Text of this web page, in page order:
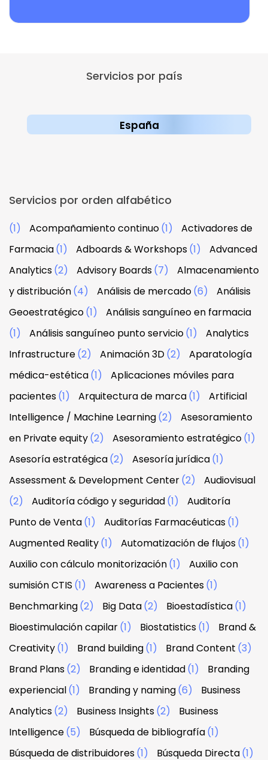
Servicios por país
España
Servicios por orden alfabético
(1) Acompañamiento continuo(1)
Activadores de
Farmacia(1) Adboards & Workshops(1)
Advanced
Analytics(2) Advisory Boards(7)
Almacenamiento
y distribución(4) Análisis de mercado(6)
Análisis
Geoestratégico(1)
Análisis sanguíneo en farmacia
(1)
Análisis sanguíneo punto servicio(1)
Analytics
Infrastructure(2) Animación 3D(2)
Aparatología
médica-estética(1)
Aplicaciones móviles para
pacientes(1) Arquitectura de marca(1)
Artificial
Intelligence / Machine Learning(2)
Asesoramiento
en Private equity(2) Asesoramiento estratégico(1)
Asesoría estratégica(2) Asesoría jurídica(1)
Assessment & Development Center(2)
Audiovisual
(2)
Auditoría código y seguridad(1)
Auditoría
Punto de Venta(1) Auditorías Farmacéuticas(1)
Augmented Reality(1) Automatización de flujos(1)
Auxilio con cálculo monitorización(1)
Auxilio con
sumisión CTIS (1) Awareness a Pacientes(1)
Benchmarking(2) Big Data(2) Bioestadística(1)
Bioestimulación capilar(1) Biostatistics(1)
Brand &
Creativity(1) Brand building(1) Brand Content (3)
Brand Plans(2) Branding e identidad(1)
Branding
experiencial(1) Branding y naming(6)
Business
Analytics(2) Business Insights(2)
Business
Intelligence(5) Búsqueda de bibliografía(1)
Búsqueda de distribuidores(1) Búsqueda Directa(1)